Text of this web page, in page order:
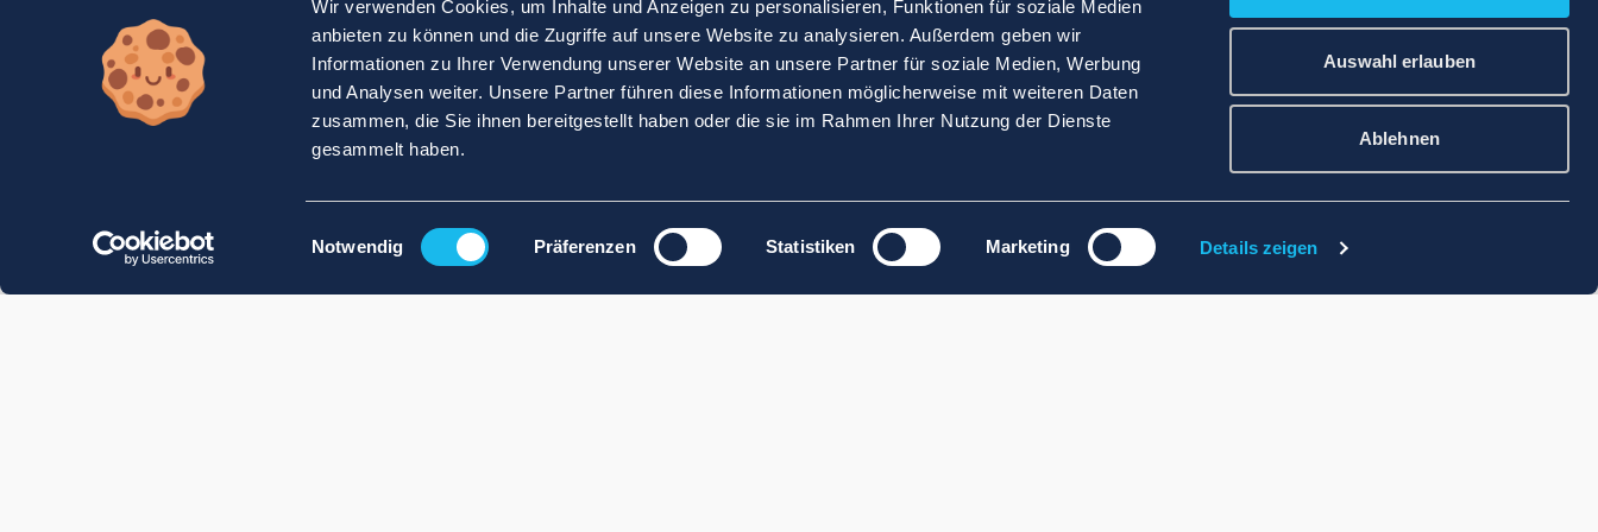
Wir verwenden Cookies, um Inhalte und Anzeigen zu personalisieren, Funktionen für soziale Medien
anbieten zu können und die Zugriffe auf unsere Website zu analysieren. Außerdem geben wir
Informationen zu Ihrer Verwendung unserer Website an unsere Partner für soziale Medien, Werbung
und Analysen weiter. Unsere Partner führen diese Informationen möglicherweise mit weiteren Daten
zusammen, die Sie ihnen bereitgestellt haben oder die sie im Rahmen Ihrer Nutzung der Dienste
gesammelt haben.
Einwilligungsauswahl
Notwendig Präferenzen Statistiken Marketing Details zeigen
Auswahl erlauben
Ablehnen